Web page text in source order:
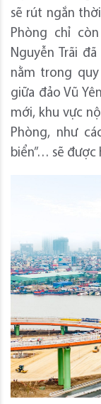
sẽ rút ngắn
Phòng chỉ
Nguyễn Trãi
nằm trong
giữa đảo Vũ
mới, khu vực
Phòng, như
biển”… sẽ được